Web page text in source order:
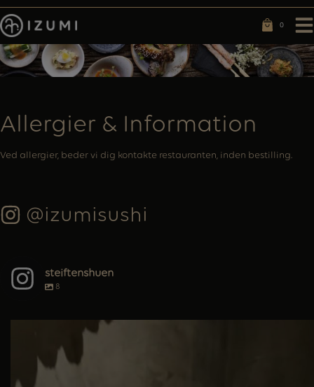
Hop
til
indholdet
0
0
Allergier & Information
Ved allergier, beder vi dig kontakte restauranten, inden bestilling.
@izumisushi
steiftenshuen
8
Hos Izumi Frederiberg er vi glade for at